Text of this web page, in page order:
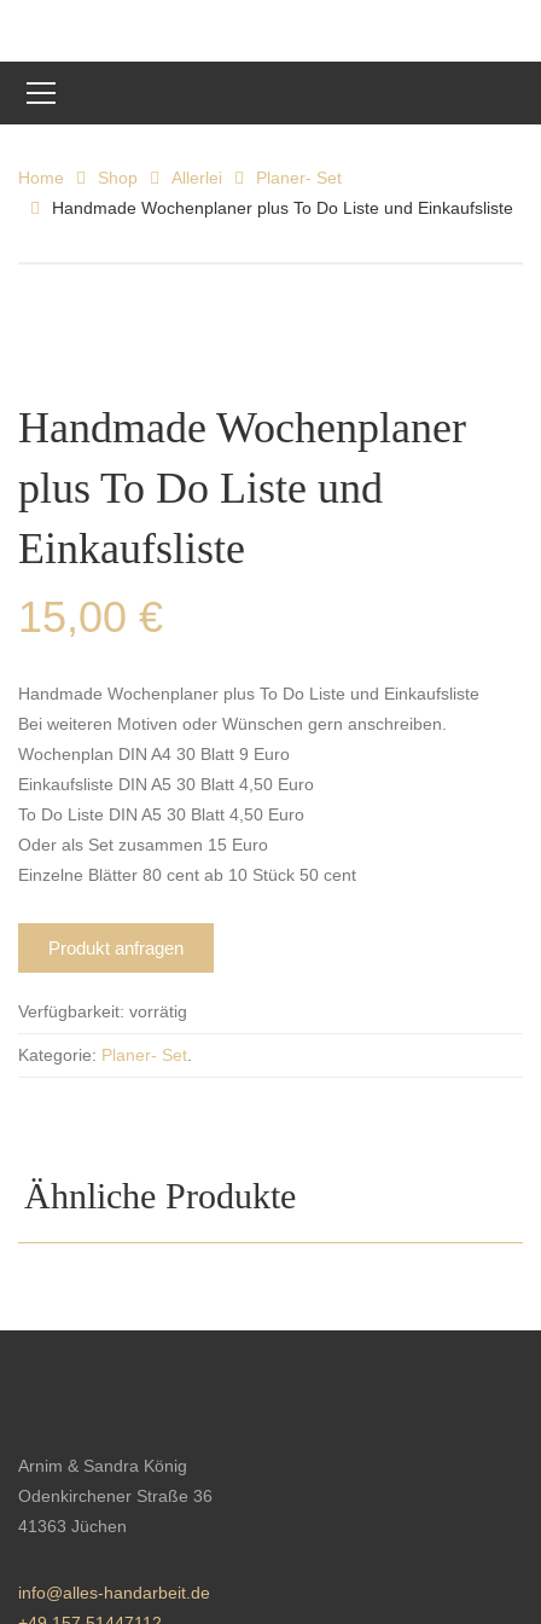
Home Shop Allerlei
Planer- Set
Handmade Wochenplaner plus To Do Liste und Einkaufsliste
Handmade Wochenplaner
plus To Do Liste und
Einkaufsliste
15,00 €
Handmade Wochenplaner plus To Do Liste und Einkaufsliste
Bei weiteren Motiven oder Wünschen gern anschreiben.
Wochenplan DIN A4 30 Blatt 9 Euro
Einkaufsliste DIN A5 30 Blatt 4,50 Euro
To Do Liste DIN A5 30 Blatt 4,50 Euro
Oder als Set zusammen 15 Euro
Einzelne Blätter 80 cent ab 10 Stück 50 cent
Produkt anfragen
Verfügbarkeit: vorrätig
Kategorie: Planer- Set
Ähnliche Produkte
Arnim & Sandra König
Odenkirchener Straße 36
41363 Jüchen
info@alles-handarbeit.de